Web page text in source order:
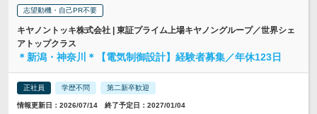
志望動機・自己PR不要
キヤノントッキ株式会社 | 東証プライム上場キヤノングループ／世界シェ
アトップクラス
＊新潟・神奈川＊【電気制御設計】経験者募集／年休123日
正社員 学歴不問 第二新卒歓迎
情報更新日：2026/07/14 終了予定日：2027/01/04